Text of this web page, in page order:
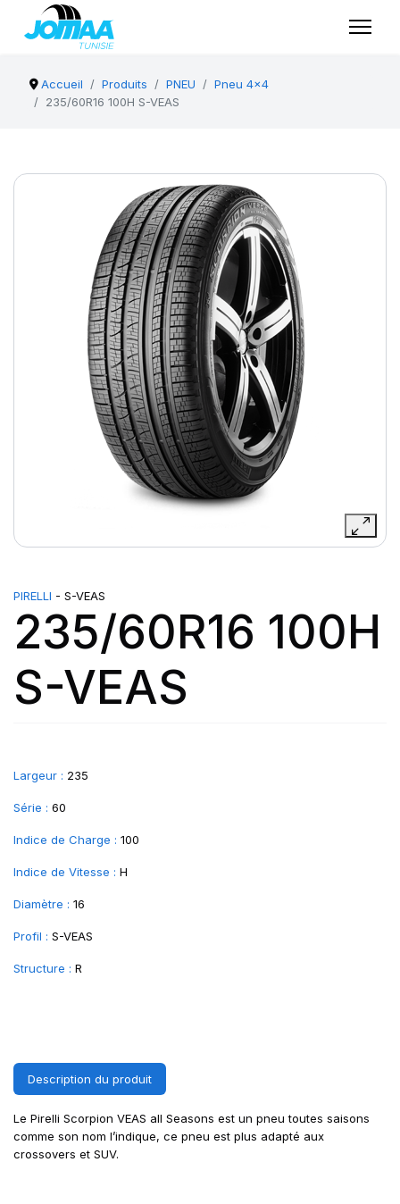
Accueil Produits PNEU
Pneu 4x4
235/60R16 100H S-VEAS
PIRELLI - S-VEAS
235/60R16 100H
S-VEAS
Largeur : 235
Série : 60
Indice de Charge : 100
Indice de Vitesse : H
Diamètre : 16
Profil : S-VEAS
Structure : R
Description du produit
Le Pirelli Scorpion VEAS all Seasons est un pneu toutes saisons
comme son nom l’indique, ce pneu est plus adapté aux
crossovers et SUV.